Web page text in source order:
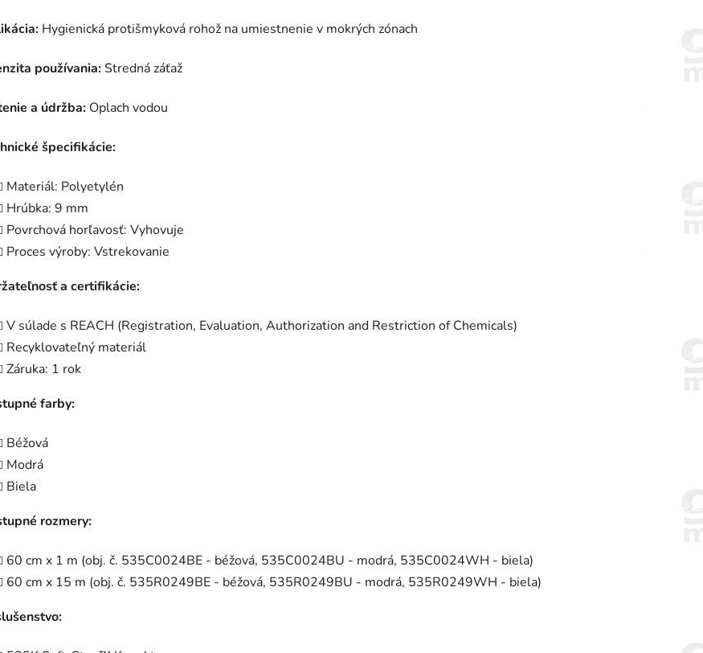
Hygienická protišmyková rohož na umiestnenie v mokrých zónach
používania:Stredná záťaž
a údržba: Oplach vodou
špecifikácie:
Materiál: Polyetylén
Hrúbka: 9 mm
Povrchová horľavosť: Vyhovuje
Proces výroby: Vstrekovanie
a certifikácie:
V súlade s REACH (Registration, Evaluation, Authorization and Restriction of Chemicals)
Recyklovateľný materiál
Záruka: 1 rok
farby:
Béžová
Modrá
Biela
rozmery:
60 cm x 1 m (obj. č. 535C0024BE - béžová, 535C0024BU - modrá, 535C0024WH - biela)
60 cm x 15 m (obj. č. 535R0249BE - béžová, 535R0249BU - modrá, 535R0249WH - biela)